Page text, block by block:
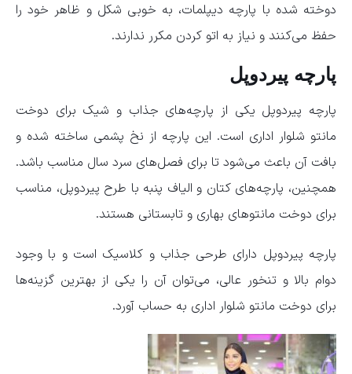
دوخته شده با پارچه دیپلمات، به خوبی شکل و ظاهر خود را
حفظ می‌کنند و نیاز به اتو کردن مکرر ندارند.
پارچه پیردوپل
پارچه پیردوپل یکی از پارچه‌های جذاب و شیک برای دوخت
مانتو شلوار اداری است. این پارچه از نخ پشمی ساخته شده و
بافت آن باعث می‌شود تا برای فصل‌های سرد سال مناسب باشد.
همچنین، پارچه‌های کتان و الیاف پنبه با طرح پیردوپل، مناسب
برای دوخت مانتوهای بهاری و تابستانی هستند.
پارچه پیردوپل دارای طرحی جذاب و کلاسیک است و با وجود
دوام بالا و تنخور عالی، می‌توان آن را یکی از بهترین گزینه‌ها
برای دوخت مانتو شلوار اداری به حساب آورد.